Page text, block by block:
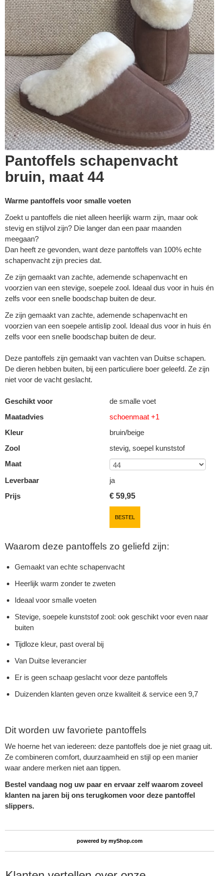
Pantoffels schapenvacht
bruin, maat 44
Warme pantoffels voor smalle voeten
Zoekt u pantoffels die niet alleen heerlijk warm zijn, maar ook
stevig en stijlvol zijn? Die langer dan een paar maanden
meegaan?
Dan heeft ze gevonden, want deze pantoffels van 100% echte
schapenvacht zijn precies dat.
Ze zijn gemaakt van zachte, ademende schapenvacht en
voorzien van een stevige, soepele zool. Ideaal dus voor in huis én
zelfs voor een snelle boodschap buiten de deur.
Ze zijn gemaakt van zachte, ademende schapenvacht en
voorzien van een soepele antislip zool. Ideaal dus voor in huis én
zelfs voor een snelle boodschap buiten de deur.
Deze pantoffels zijn gemaakt van vachten van Duitse schapen.
De dieren hebben buiten, bij een particuliere boer geleefd. Ze zijn
niet voor de vacht geslacht.
Geschikt voor
de smalle voet
Maatadvies
schoenmaat +1
Kleur
bruin/beige
Zool
stevig, soepel kunststof
Maat
Leverbaar
ja
Prijs
€ 59,95
BESTEL
Waarom deze pantoffels zo geliefd zijn:
Gemaakt van echte schapenvacht
Heerlijk warm zonder te zweten
Ideaal voor smalle voeten
Stevige, soepele kunststof zool: ook geschikt voor even naar
buiten
Tijdloze kleur, past overal bij
Van Duitse leverancier
Er is geen schaap geslacht voor deze pantoffels
Duizenden klanten geven onze kwaliteit & service een 9,7
Dit worden uw favoriete pantoffels
We hoerne het van iedereen: deze pantoffels doe je niet graag uit.
Ze combineren comfort, duurzaamheid en stijl op een manier
waar andere merken niet aan tippen.
Bestel vandaag nog uw paar en ervaar zelf waarom zoveel
klanten na jaren bij ons terugkomen voor deze pantoffel
slippers.
powered by myShop.com